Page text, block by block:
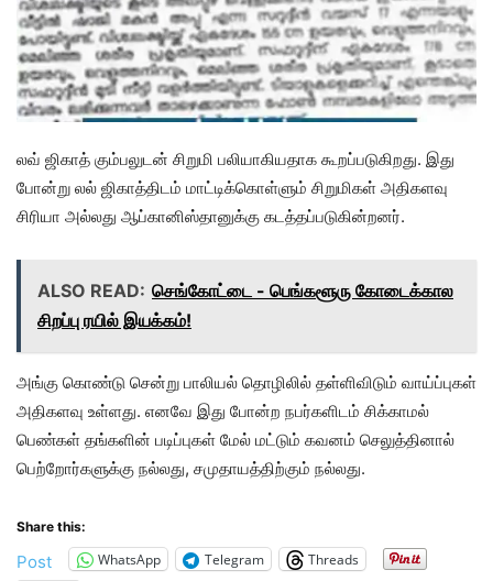
லவ் ஜிகாத் கும்பலுடன் சிறுமி பலியாகியதாக கூறப்படுகிறது. இது
போன்று லல் ஜிகாத்திடம் மாட்டிக்கொள்ளும் சிறுமிகள் அதிகளவு
சிரியா அல்லது ஆப்கானிஸ்தானுக்கு கடத்தப்படுகின்றனர்.
ALSO READ: செங்கோட்டை - பெங்களூரு கோடைக்கால
சிறப்பு ரயில் இயக்கம்!
அங்கு கொண்டு சென்று பாலியல் தொழிலில் தள்ளிவிடும் வாய்ப்புகள்
அதிகளவு உள்ளது. எனவே இது போன்ற நபர்களிடம் சிக்காமல்
பெண்கள் தங்களின் படிப்புகள் மேல் மட்டும் கவனம் செலுத்தினால்
பெற்றோர்களுக்கு நல்லது, சமுதாயத்திற்கும் நல்லது.
Share this:
Post WhatsApp Telegram
Threads